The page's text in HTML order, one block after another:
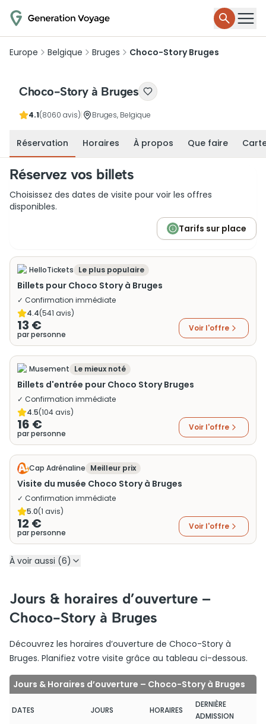
Europe Belgique Bruges Choco-Story Bruges
Choco-Story à Bruges
4.1(8060 avis) Bruges, Belgique
Réservation Horaires À propos Que faire
Réservez vos billets
Choisissez des dates de visite pour voir les offres
disponibles.
Tarifs sur place
HelloTickets Le plus populaire
Billets pour Choco Story à Bruges
✓ Confirmation immédiate
4.4(541 avis)
13 €
par personne
Voir l'offre
Musement Le mieux noté
Billets d'entrée pour Choco Story Bruges
✓ Confirmation immédiate
4.5(104avis)
16 €
par personne
Voir l'offre
Cap Adrénaline Meilleur prix
Visite du musée Choco Story à Bruges
✓ Confirmation immédiate
5.0(1 avis)
12 €
par personne
Voir l'offre
À voir aussi (6)
Jours & horaires d’ouverture –
Choco-Story à Bruges
Découvrez les horaires d’ouverture de Choco-Story à
Bruges. Planifiez votre visite grâce au tableau ci-dessous.
Jours & Horaires d’ouverture – Choco-Story à Bruges
DATES JOURS HORAIRES
DERNIÈRE
ADMISSION